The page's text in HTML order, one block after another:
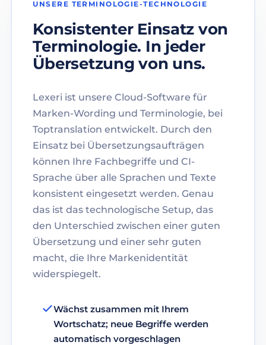
UNSERE TERMINOLOGIE-TECHNOLOGIE
Konsistenter Einsatz von
Terminologie. In jeder
Übersetzung von uns.
Lexeri ist unsere Cloud-Software für
Marken-Wording und Terminologie, bei
Toptranslation entwickelt. Durch den
Einsatz bei Übersetzungsaufträgen
können Ihre Fachbegriffe und CI-
Sprache über alle Sprachen und Texte
konsistent eingesetzt werden. Genau
das ist das technologische Setup, das
den Unterschied zwischen einer guten
Übersetzung und einer sehr guten
macht, die Ihre Markenidentität
widerspiegelt.
Wächst zusammen mit Ihrem
Wortschatz; neue Begriffe werden
automatisch vorgeschlagen